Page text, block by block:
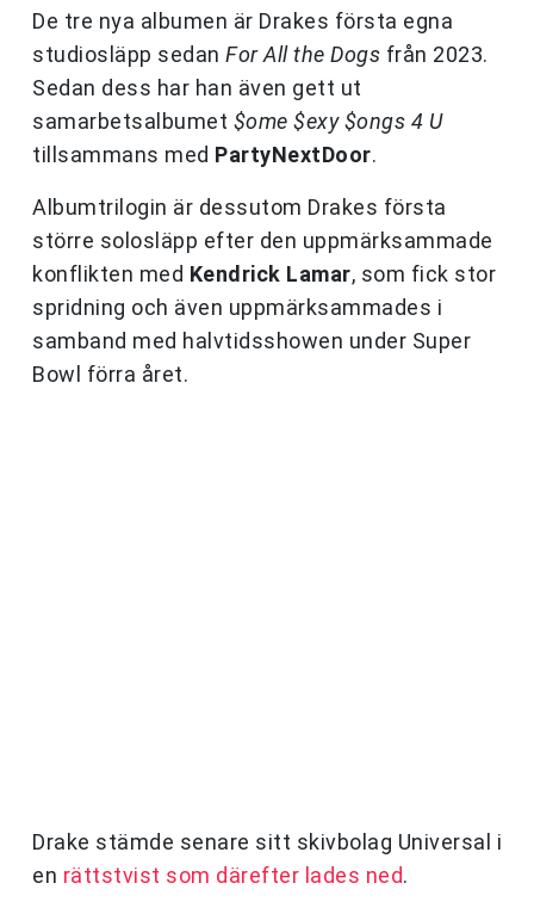
De tre nya albumen är Drakes första egna
studiosläpp sedan For All the Dogs från 2023.
Sedan dess har han även gett ut
samarbetsalbumet $ome $exy $ongs 4 U
tillsammans med PartyNextDoor.
Albumtrilogin är dessutom Drakes första
större solosläpp efter den uppmärksammade
konflikten med Kendrick Lamar, som fick stor
spridning och även uppmärksammades i
samband med halvtidsshowen under Super
Bowl förra året.
Drake stämde senare sitt skivbolag Universal i
en rättstvist som därefter lades ned.